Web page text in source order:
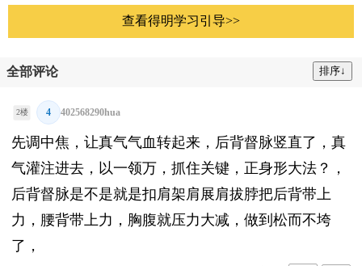
查看得明学习引导>>
全部评论
2楼 4 402568290hua
先调中焦，让真气气血转起来，后背督脉竖直了，真
气灌注进去，以一领万，抓住关键，正身形大法？，
后背督脉是不是就是扣肩架肩展肩拔脖把后背带上
力，腰背带上力，胸腹就压力大减，做到松而不垮
了，